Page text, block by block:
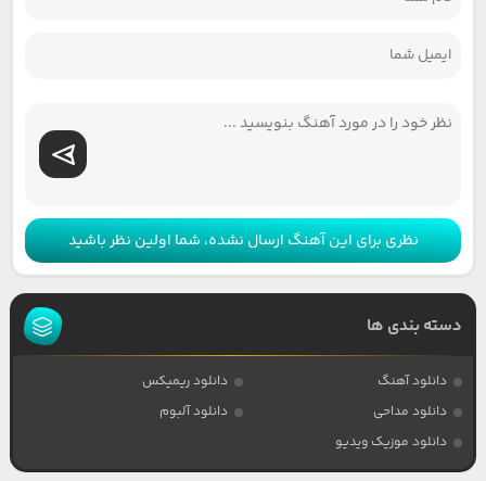
نظری برای این آهنگ ارسال نشده، شما اولین نظر باشید
دسته بندی ها
دانلود آهنگ
دانلود ریمیکس
دانلود مداحی
دانلود آلبوم
دانلود موزیک ویدیو